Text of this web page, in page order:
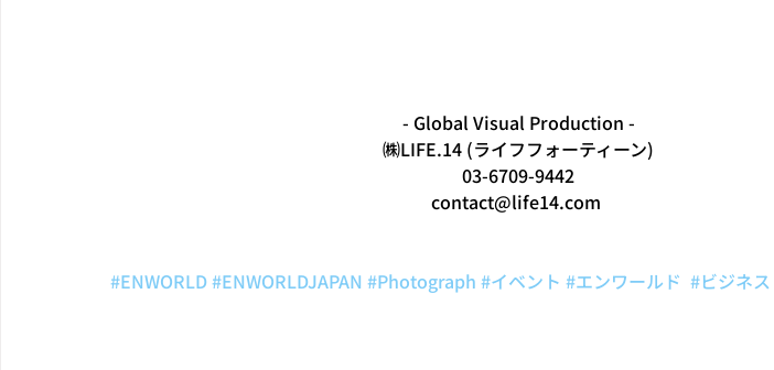
- Global Visual Production -
㈱LIFE.14 (ライフフォーティーン)
03-6709-9442
contact@life14.com
#ENWORLD#ENWORLDJAPAN #Photograph #イベント #エンワールド #ビジネス